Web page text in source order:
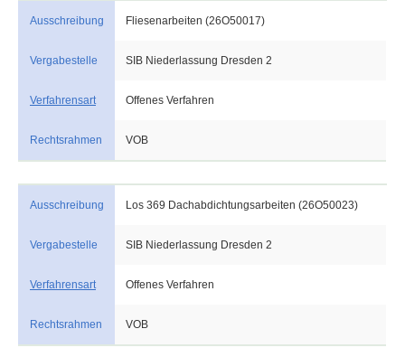
Ausschreibung Fliesenarbeiten (26O50017)
Vergabestelle SIB Niederlassung Dresden 2
Verfahrensart Offenes Verfahren
Rechtsrahmen VOB
Ausschreibung Los 369 Dachabdichtungsarbeiten (26O50023)
Vergabestelle SIB Niederlassung Dresden 2
Verfahrensart Offenes Verfahren
Rechtsrahmen VOB